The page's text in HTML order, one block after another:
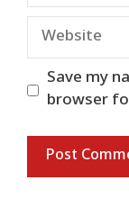
Website
Save my
browser